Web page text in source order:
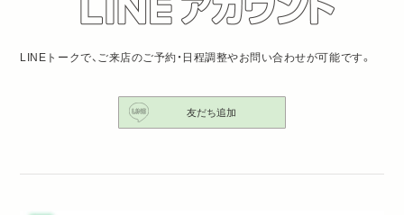
LINEトークで、ご来店のご予約・日程調整やお問い合わせが可能です。
友だち追加